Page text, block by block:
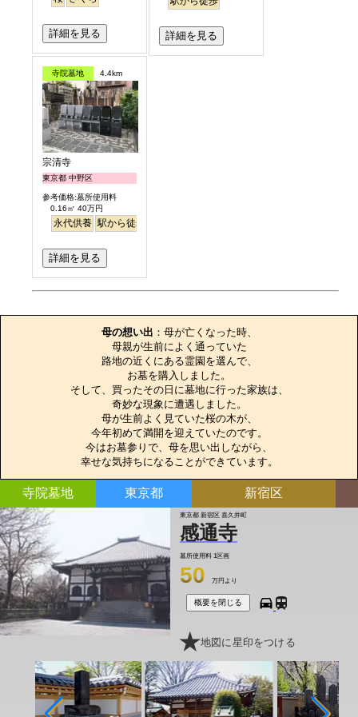
詳細を見る 詳細を見る
寺院墓地 4.4km
宗清寺
東京都 中野区
参考価格:墓所使用料
0.16㎡ 40万円
永代供養 駅から徒歩
詳細を見る
母の想い出 ：母が亡くなった時、
母親が生前によく通っていた
路地の近くにある霊園を選んで、
お墓を購入しました。
そして、買ったその日に墓地に行った家族は、
奇妙な現象に遭遇しました。
母が生前よく見ていた桜の木が、
今年初めて満開を迎えていたのです。
今はお墓参りで、母を思い出しながら、
幸せな気持ちになることができています。
寺院墓地 東京都 新宿区
東京都 新宿区 喜久井町
感通寺
墓所使用料 1区画
50 万円より
概要を閉じる
地図に星印をつける